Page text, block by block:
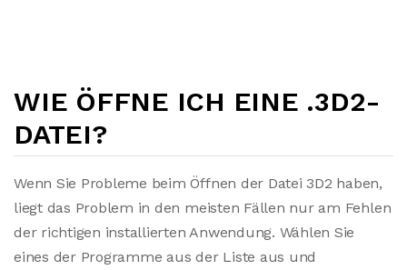
WIE ÖFFNE ICH EINE .3D2-
DATEI?
Wenn Sie Probleme beim Öffnen der Datei 3D2 haben,
liegt das Problem in den meisten Fällen nur am Fehlen
der richtigen installierten Anwendung. Wählen Sie
eines der Programme aus der Liste aus und